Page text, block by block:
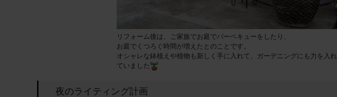
リフォーム後は、ご家族でお庭でバーベキューをしたり、
お庭でくつろぐ時間が増えたとのことです。
オシャレな鉢植えや植物も新しく手に入れて、ガーデニングにも力を入れ
ていました
夜のライティング計画